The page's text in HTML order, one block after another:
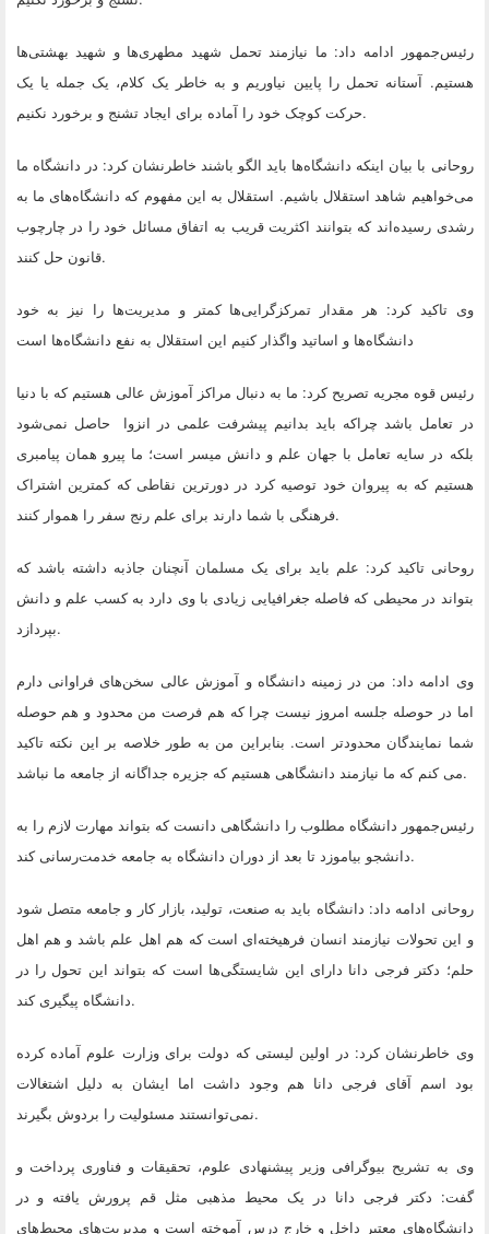
رئیس‌جمهور ادامه داد: ما نیازمند تحمل شهید مطهری‌ها و شهید بهشتی‌ها
هستیم. آستانه تحمل را پایین نیاوریم و به خاطر یک کلام، یک جمله یا یک
حرکت کوچک خود را آماده برای ایجاد تشنج و برخورد نکنیم.
روحانی با بیان اینکه دانشگاه‌ها باید الگو باشند خاطرنشان کرد: در دانشگاه ما
می‌خواهیم شاهد استقلال باشیم. استقلال به این مفهوم که دانشگاه‌های ما به
رشدی رسیده‌اند که بتوانند اکثریت قریب به اتفاق مسائل خود را در چارچوب
قانون حل کنند.
وی تاکید کرد: هر مقدار تمرکزگرایی‌ها کمتر و مدیریت‌ها را نیز به خود
دانشگاه‌ها و اساتید واگذار کنیم این استقلال به نفع دانشگاه‌ها است
رئیس قوه مجریه تصریح کرد: ما به دنبال مراکز آموزش عالی هستیم که با دنیا
در تعامل باشد چراکه باید بدانیم پیشرفت علمی در انزوا حاصل نمی‌شود
بلکه در سایه تعامل با جهان علم و دانش میسر است؛ ما پیرو همان پیامبری
هستیم که به پیروان خود توصیه کرد در دورترین نقاطی که کمترین اشتراک
فرهنگی با شما دارند برای علم رنج سفر را هموار کنند.
روحانی تاکید کرد: علم باید برای یک مسلمان آنچنان جاذبه داشته باشد که
بتواند در محیطی که فاصله جغرافیایی زیادی با وی دارد به کسب علم و دانش
بپردازد.
وی ادامه داد: من در زمینه دانشگاه و آموزش عالی سخن‌های فراوانی دارم
اما در حوصله جلسه امروز نیست چرا که هم فرصت من محدود و هم حوصله
شما نمایندگان محدود‌تر است. بنابراین من به طور خلاصه بر این نکته تاکید
می کنم که ما نیازمند دانشگاهی هستیم که جزیره جداگانه از جامعه ما نباشد.
رئیس‌جمهور دانشگاه مطلوب را دانشگاهی دانست که بتواند مهارت لازم را به
دانشجو بیاموزد تا بعد از دوران دانشگاه به جامعه خدمت‌رسانی کند.
روحانی ادامه داد: دانشگاه باید به صنعت، تولید، بازار کار و جامعه متصل شود
و این تحولات نیازمند انسان فرهیخته‌ای است که هم اهل علم باشد و هم اهل
حلم؛ دکتر فرجی دانا دارای این شایستگی‌ها است که بتواند این تحول را در
دانشگاه پیگیری کند.
وی خاطرنشان کرد: در اولین لیستی که دولت برای وزارت علوم آماده کرده
بود اسم آقای فرجی دانا هم وجود داشت اما ایشان به دلیل اشتغالات
نمی‌توانستند مسئولیت را بردوش بگیرند.
وی به تشریح بیوگرافی وزیر پیشنهادی علوم، تحقیقات و فناوری پرداخت و
گفت: دکتر فرجی دانا در یک محیط مذهبی مثل قم پرورش یافته و در
دانشگاه‌های معتبر داخل و خارج درس آموخته است و مدیریت‌های محیط‌های